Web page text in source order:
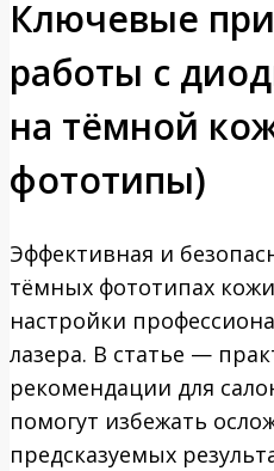
Ключевые
работы с
на тёмной
фототипы)
Эффективная и
тёмных фототипах
настройки
лазера. В статье —
рекомендации для
помогут избежать
предсказуемых